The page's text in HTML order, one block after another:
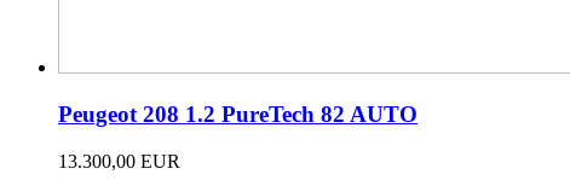
Peugeot 208 1.2 PureTech 82 AUTO
13.300,00 EUR